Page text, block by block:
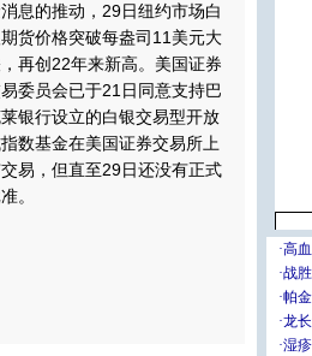
息的推动，29日纽约市场白
货价格突破每盎司11美元大
再创22年来新高。美国证券
委员会已于21日同意支持巴
银行设立的白银交易型开放
数基金在美国证券交易所上
易，但直至29日还没有正式
。